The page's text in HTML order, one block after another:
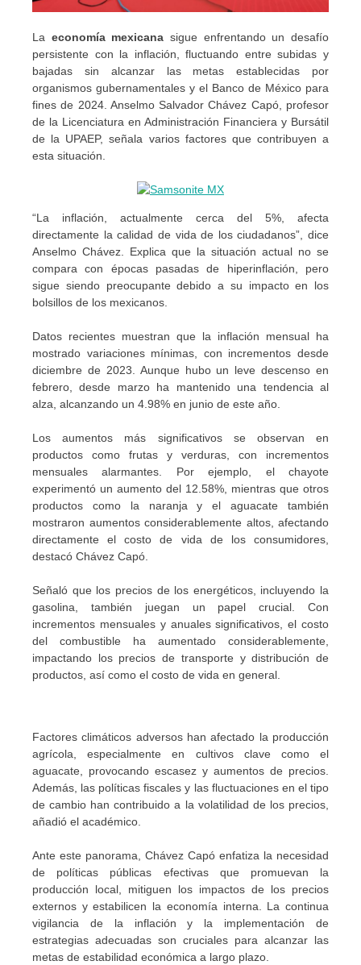
La economía mexicana sigue enfrentando un desafío
persistente con la inflación, fluctuando entre subidas y
bajadas sin alcanzar las metas establecidas por
organismos gubernamentales y el Banco de México para
fines de 2024. Anselmo Salvador Chávez Capó, profesor
de la Licenciatura en Administración Financiera y Bursátil
de la UPAEP, señala varios factores que contribuyen a
esta situación.
“La inflación, actualmente cerca del 5%, afecta
directamente la calidad de vida de los ciudadanos”, dice
Anselmo Chávez. Explica que la situación actual no se
compara con épocas pasadas de hiperinflación, pero
sigue siendo preocupante debido a su impacto en los
bolsillos de los mexicanos.
Datos recientes muestran que la inflación mensual ha
mostrado variaciones mínimas, con incrementos desde
diciembre de 2023. Aunque hubo un leve descenso en
febrero, desde marzo ha mantenido una tendencia al
alza, alcanzando un 4.98% en junio de este año.
Los aumentos más significativos se observan en
productos como frutas y verduras, con incrementos
mensuales alarmantes. Por ejemplo, el chayote
experimentó un aumento del 12.58%, mientras que otros
productos como la naranja y el aguacate también
mostraron aumentos considerablemente altos, afectando
directamente el costo de vida de los consumidores,
destacó Chávez Capó.
Señaló que los precios de los energéticos, incluyendo la
gasolina, también juegan un papel crucial. Con
incrementos mensuales y anuales significativos, el costo
del combustible ha aumentado considerablemente,
impactando los precios de transporte y distribución de
productos, así como el costo de vida en general.
Factores climáticos adversos han afectado la producción
agrícola, especialmente en cultivos clave como el
aguacate, provocando escasez y aumentos de precios.
Además, las políticas fiscales y las fluctuaciones en el tipo
de cambio han contribuido a la volatilidad de los precios,
añadió el académico.
Ante este panorama, Chávez Capó enfatiza la necesidad
de políticas públicas efectivas que promuevan la
producción local, mitiguen los impactos de los precios
externos y estabilicen la economía interna. La continua
vigilancia de la inflación y la implementación de
estrategias adecuadas son cruciales para alcanzar las
metas de estabilidad económica a largo plazo.